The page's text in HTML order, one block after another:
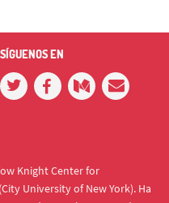
SÍGUENOS EN
Knight Center for
University of New York). Ha